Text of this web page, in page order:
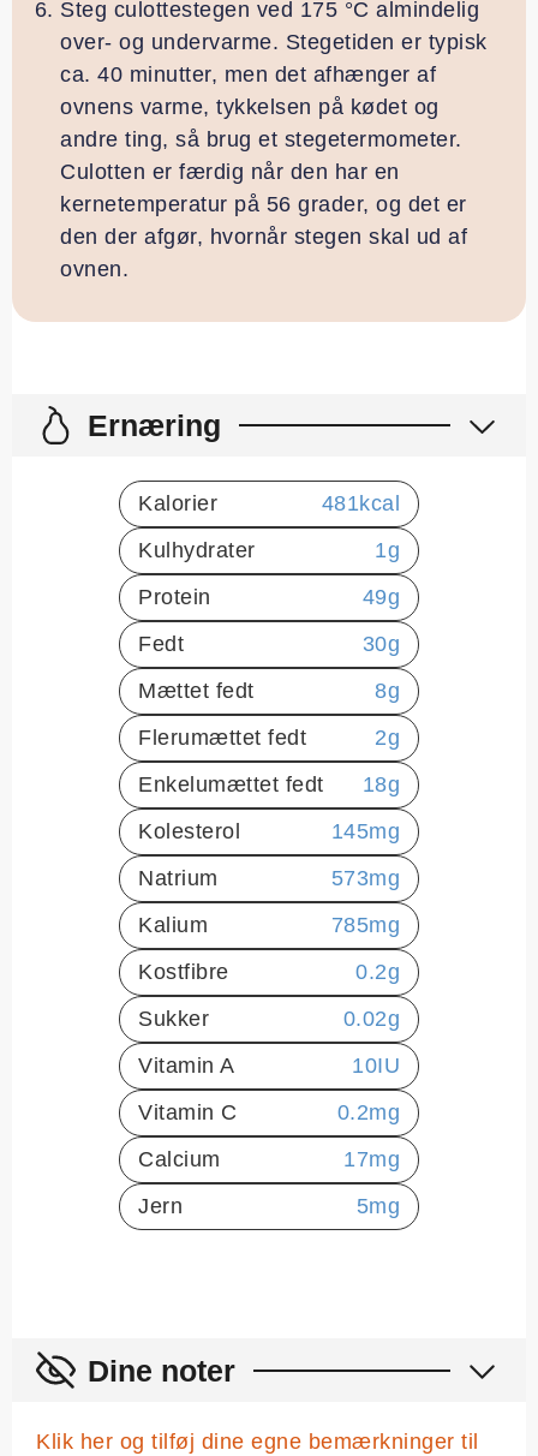
Steg culottestegen ved 175 °C almindelig
over- og undervarme. Stegetiden er typisk
ca. 40 minutter, men det afhænger af
ovnens varme, tykkelsen på kødet og
andre ting, så brug et stegetermometer.
Culotten er færdig når den har en
kernetemperatur på 56 grader, og det er
den der afgør, hvornår stegen skal ud af
ovnen.
Ernæring
Kalorier 481kcal
Kulhydrater
1g
Protein
49g
Fedt
30g
Mættet fedt
8g
Flerumættet fedt
2g
Enkelumættet fedt
18g
Kolesterol
145mg
Natrium
573mg
Kalium
785mg
Kostfibre
0.2g
Sukker
0.02g
Vitamin A
10IU
Vitamin C
0.2mg
Calcium
17mg
Jern
5mg
Dine noter
Klik her og tilføj dine egne bemærkninger til